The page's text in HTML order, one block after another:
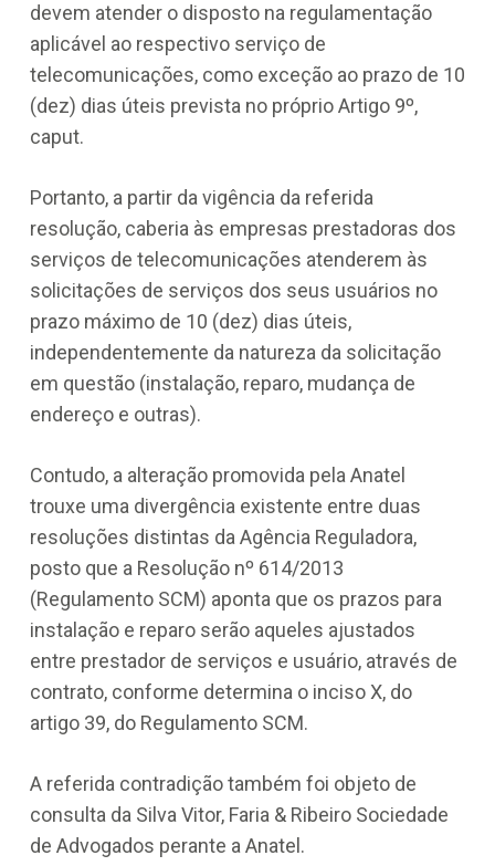
devem atender o disposto na regulamentação
aplicável ao respectivo serviço de
telecomunicações, como exceção ao prazo de 10
(dez) dias úteis prevista no próprio Artigo 9º,
caput.
Portanto, a partir da vigência da referida
resolução, caberia às empresas prestadoras dos
serviços de telecomunicações atenderem às
solicitações de serviços dos seus usuários no
prazo máximo de 10 (dez) dias úteis,
independentemente da natureza da solicitação
em questão (instalação, reparo, mudança de
endereço e outras).
Contudo, a alteração promovida pela Anatel
trouxe uma divergência existente entre duas
resoluções distintas da Agência Reguladora,
posto que a Resolução nº 614/2013
(Regulamento SCM) aponta que os prazos para
instalação e reparo serão aqueles ajustados
entre prestador de serviços e usuário, através de
contrato, conforme determina o inciso X, do
artigo 39, do Regulamento SCM.
A referida contradição também foi objeto de
consulta da Silva Vitor, Faria & Ribeiro Sociedade
de Advogados perante a Anatel.